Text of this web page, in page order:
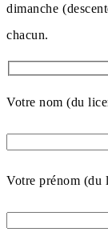
dimanche
chacun.
Votre nom (du
Votre prénom (du